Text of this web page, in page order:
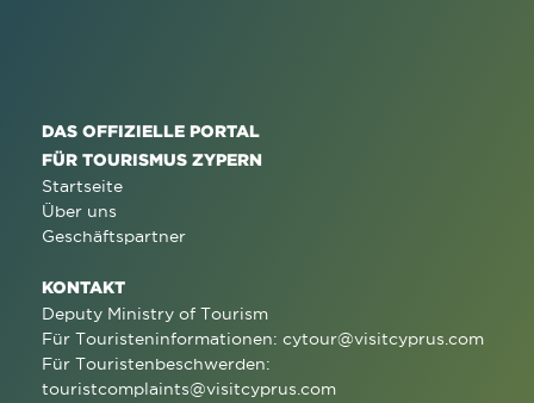
DAS OFFIZIELLE PORTAL
FÜR TOURISMUS ZYPERN
Startseite
Über uns
Geschäftspartner
KONTAKT
Deputy Ministry of Tourism
Für Touristeninformationen: cytour@visitcyprus.com
Für Touristenbeschwerden:
touristcomplaints@visitcyprus.com